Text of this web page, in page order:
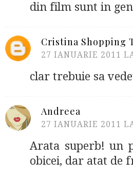
din film sunt in
Cristina Shopping
27 IANUARIE 2011
clar trebuie sa
Andreea
27 IANUARIE 2011
Arata superb! un
obicei, dar atat de